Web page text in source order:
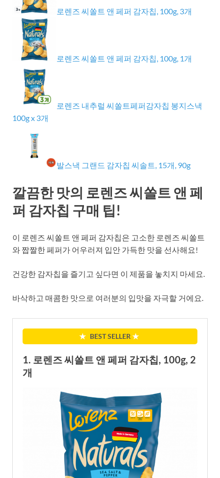
로렌즈 씨쏠트 앤 페퍼 감자칩, 100g, 3개
로렌즈 씨쏠트 앤 페퍼 감자칩, 100g, 1개
로렌즈 내추럴 씨쏠트페퍼감자칩 봉지스낵
100g x 3개
발스낵 그랜드 감자칩 씨솔트, 15개, 90g
깔끔한 맛의 로렌즈 씨쏠트 앤 페
퍼 감자칩 구매 팁!
이 로렌즈 씨쏠트 앤 페퍼 감자칩은 고소한 로렌즈 씨쏠트
와 짭짤한 페퍼가 어우러져 입안 가득한 맛을 선사해요!
건강한 감자칩을 즐기고 싶다면 이 제품을 놓치지 마세요.
바삭하고 매콤한 맛으로 여러분의 입맛을 자극할 거에요.
★ BEST SELLER ★
1. 로렌즈 씨쏠트 앤 페퍼 감자칩, 100g, 2
개